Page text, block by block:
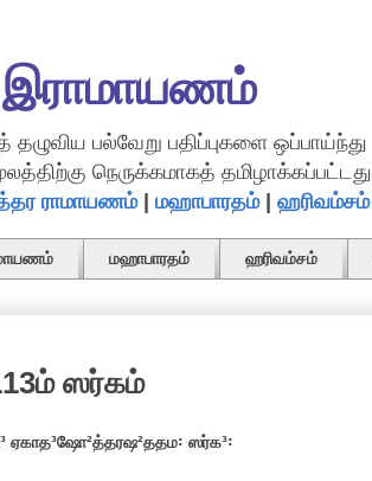
இராமாயணம்
பல்வேறு பதிப்புகளை ஒப்பாய்ந்து
நெருக்கமாகத் தமிழாக்கப்பட்டது
ராமாயணம்| மஹாபாரதம்| ஹரிவம்சம்|
மஹாபாரதம் ஹரிவம்சம்
ஸர்கம்
ஸர்க³꞉